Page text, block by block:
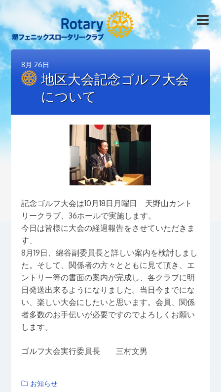
8月 26日
地区大会記念ゴルフ大会
について
記念ゴルフ大会は10月18日月曜日 天野山カント
リークラブ、36ホールで実施します。
今日は皆様に大会の経過報告をさせていただきま
す、
8月19日、綿谷副委員長と詳しい案内を検討しまし
た。そして、関係者の方々とともに見て頂き、エ
ントリー等の書面の案内が完成し、各クラブに明
日発送出来るようになりました。当日今までにな
い、楽しい大会にしたいと思います。会員、関係
者多数のお手伝いが必要ですのでよろしくお願い
します。
ゴルフ大会実行委員長 三村文男
お知らせ